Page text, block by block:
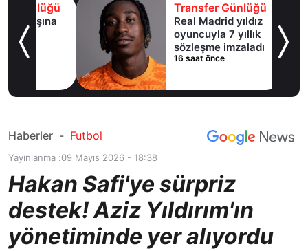
Transfer Günlüğü
Real Madrid yıldız
oyuncuyla 7 yıllık
sözleşme imzaladı
16 saat önce
Haberler - Futbol
Yayınlanma :09 Mayıs 2026 - 18:38
Hakan Safi'ye sürpriz
destek! Aziz Yıldırım'ın
yönetiminde yer alıyordu